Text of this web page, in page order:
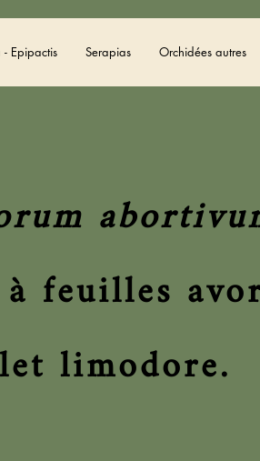
Epipactis Serapias Orchidées autres
feuilles
limodore.